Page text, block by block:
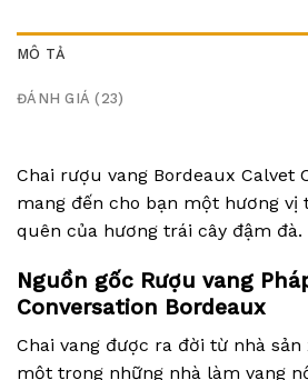
MÔ TẢ
ĐÁNH GIÁ (23)
Chai rượu vang Bordeaux Calvet
mang đến cho bạn một hương vị
quên của hương trái cây đậm đà.
Nguồn gốc Rượu vang
Conversation Bordeaux
Chai vang được ra đời từ nhà sản
một trong những nhà làm vang